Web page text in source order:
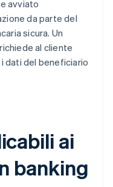
avviato
da parte del
sicura. Un
al cliente
dati del beneficiario
ai
banking